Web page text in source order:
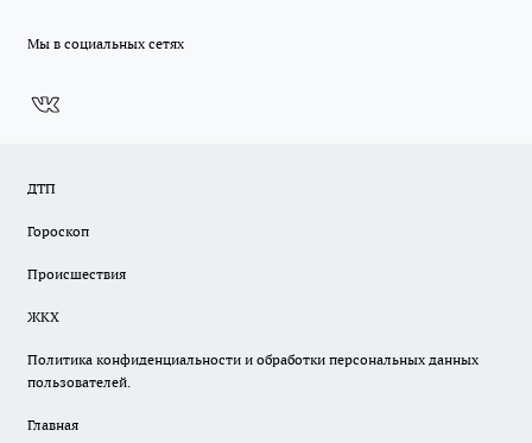
Мы в социальных сетях
ДТП
Гороскоп
Происшествия
ЖКХ
Политика конфиденциальности и обработки персональных данных
пользователей.
Главная